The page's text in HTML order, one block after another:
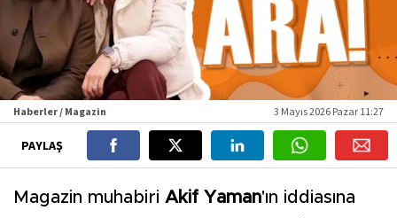
Haberler / Magazin 3 Mayıs 2026 Pazar 11:27
PAYLAŞ
Magazin muhabiri Akif Yaman'ın iddiasına